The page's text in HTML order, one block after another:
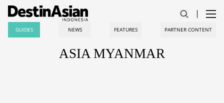
GUIDES NEWS FEATURES PARTNER CONTENT
ASIA MYANMAR